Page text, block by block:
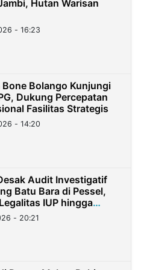
Hutan Warisan
- 16:23
Bone Bolango Kunjungi
Dukung Percepatan
Fasilitas Strategis
- 14:20
Audit Investigatif
Batu Bara di Pessel,
IUP hingga
- 20:21